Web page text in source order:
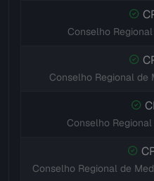
Conselho
Conselho Regional de
Conselho
Conselho Regional de